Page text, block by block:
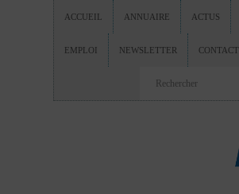
ACCUEIL ANNUAIRE ACTUS
EMPLOI NEWSLETTER CONTACT